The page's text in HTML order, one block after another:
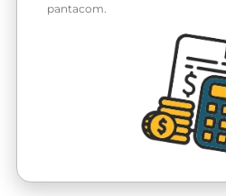
pantacom.